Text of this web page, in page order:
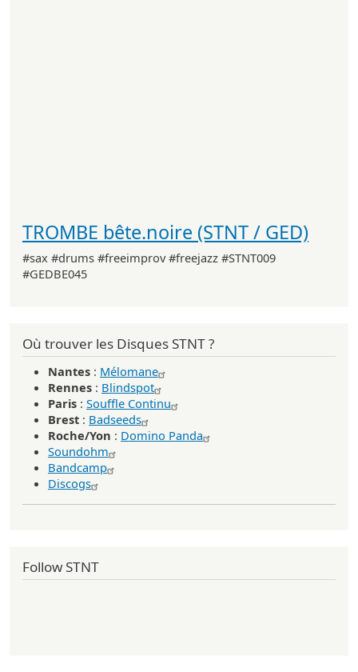
TROMBE bête.noire (STNT / GED)
#sax #drums #freeimprov #freejazz #STNT009
#GEDBE045
Où trouver les Disques STNT ?
Nantes : Mélomane
Rennes : Blindspot
Paris : Souffle Continu
Brest : Badseeds
Roche/Yon : Domino Panda
Soundohm
Bandcamp
Discogs
Follow STNT